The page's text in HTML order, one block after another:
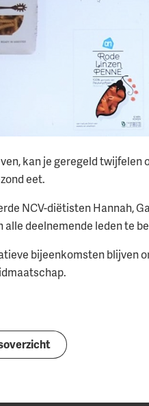
kan je geregeld
eet.
NCV-diëtisten Hannah,
alle deelnemende leden te
bijeenkomsten blijven